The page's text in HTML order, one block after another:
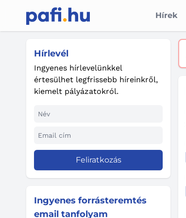
Hírek
Hírlevél
Ingyenes hírlevelünkkel
értesülhet legfrissebb híreinkről,
kiemelt pályázatokról.
Feliratkozás
Ingyenes forrásteremtés
email tanfolyam